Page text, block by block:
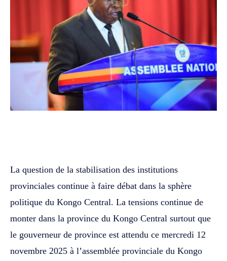
La question de la stabilisation des institutions
provinciales continue à faire débat dans la sphère
politique du Kongo Central. La tensions continue de
monter dans la province du Kongo Central surtout que
le gouverneur de province est attendu ce mercredi 12
novembre 2025 à l’assemblée provinciale du Kongo